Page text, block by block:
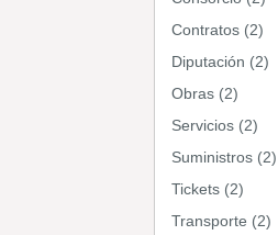
Contratos (2)
Diputación (2)
Obras (2)
Servicios (2)
Suministros (2)
Tickets (2)
Transporte (2)